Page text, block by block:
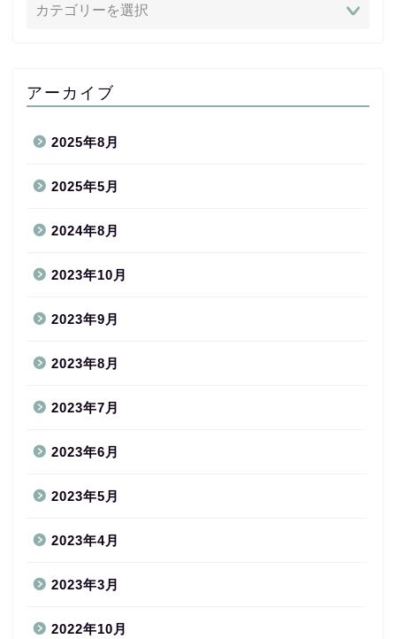
アーカイブ
2025年8月
2025年5月
2024年8月
2023年10月
2023年9月
2023年8月
2023年7月
2023年6月
2023年5月
2023年4月
2023年3月
2022年10月